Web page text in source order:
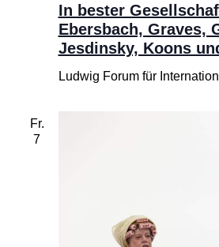
In bester
Ebersbach, Graves,
Jesdinsky, Koons
Ludwig Forum für
Fr.
7